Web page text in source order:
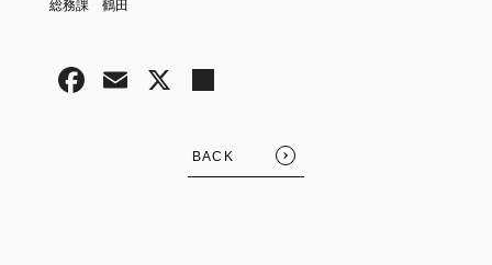
総務課 鶴田
BACK